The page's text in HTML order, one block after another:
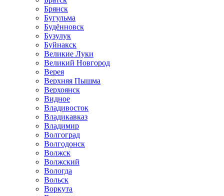
Брянск
Бугульма
Будённовск
Бузулук
Буйнакск
Великие Луки
Великий Новгород
Верея
Верхняя Пышма
Верхоянск
Видное
Владивосток
Владикавказ
Владимир
Волгоград
Волгодонск
Волжск
Волжский
Вологда
Вольск
Воркута